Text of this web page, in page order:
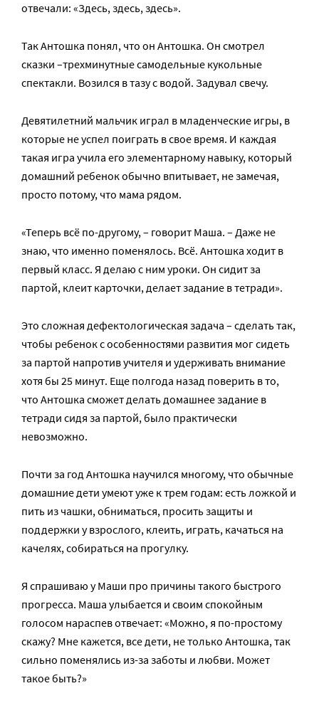
отвечали: «Здесь, здесь, здесь».
Так Антошка понял, что он Антошка. Он смотрел
сказки –трехминутные самодельные кукольные
спектакли. Возился в тазу с водой. Задувал свечу.
Девятилетний мальчик играл в младенческие игры, в
которые не успел поиграть в свое время. И каждая
такая игра учила его элементарному навыку, который
домашний ребенок обычно впитывает, не замечая,
просто потому, что мама рядом.
«Теперь всё по-другому, – говорит Маша. – Даже не
знаю, что именно поменялось. Всё. Антошка ходит в
первый класс. Я делаю с ним уроки. Он сидит за
партой, клеит карточки, делает задание в тетради».
Это сложная дефектологическая задача – сделать так,
чтобы ребенок с особенностями развития мог сидеть
за партой напротив учителя и удерживать внимание
хотя бы 25 минут. Еще полгода назад поверить в то,
что Антошка сможет делать домашнее задание в
тетради сидя за партой, было практически
невозможно.
Почти за год Антошка научился многому, что обычные
домашние дети умеют уже к трем годам: есть ложкой и
пить из чашки, обниматься, просить защиты и
поддержки у взрослого, клеить, играть, качаться на
качелях, собираться на прогулку.
Я спрашиваю у Маши про причины такого быстрого
прогресса. Маша улыбается и своим спокойным
голосом нараспев отвечает: «Можно, я по-простому
скажу? Мне кажется, все дети, не только Антошка, так
сильно поменялись из-за заботы и любви. Может
такое быть?»